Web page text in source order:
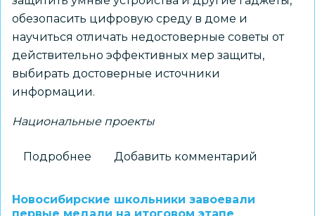
обезопасить цифровую среду в доме и
научиться отличать недостоверные советы от
действительно эффективных мер защиты,
выбирать достоверные источники
информации.
Национальные проекты
Подробнее
урок
Добавить комментарий
Новосибирские школьники завоевали